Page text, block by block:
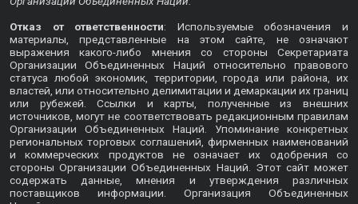
Отказ от ответственности: Используемые обозначения и
материалы, представленные на этом сайте, не означают
выражения какого-либо мнения со стороны Секретариата
Организации Объединенных Наций относительно правового
статуса любой экономик, территории, города или района, их
властей, или относительно делимитации и демаркации их границ
или рубежей. Ссылки и карты, полученные из внешних
источников, могут не соответствовать редакционным правилам
Организации Объединенных Наций. Упоминание конкретных
региональных торговых соглашений, фирменных наименований
и коммерческих продуктов не означает их одобрения со
стороны Организации Объединенных Наций. Этот сайт может
содержать данные, мнения и утверждения различных
поставщиков информации. Организация Объединенных